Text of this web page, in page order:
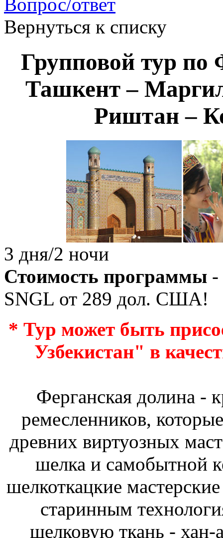
Вернуться к списку
Групповой тур по
Ташкент –
Риштан –
3 дня/2 ночи
Стоимость программы -
SNGL от 289 дол. США!
* Тур может быть
Узбекистан" в
Ферганская долина -
ремесленников,
древних виртуозных
шелка и самобытной
шелкоткацкие
старинным
шелковую ткань - хан-